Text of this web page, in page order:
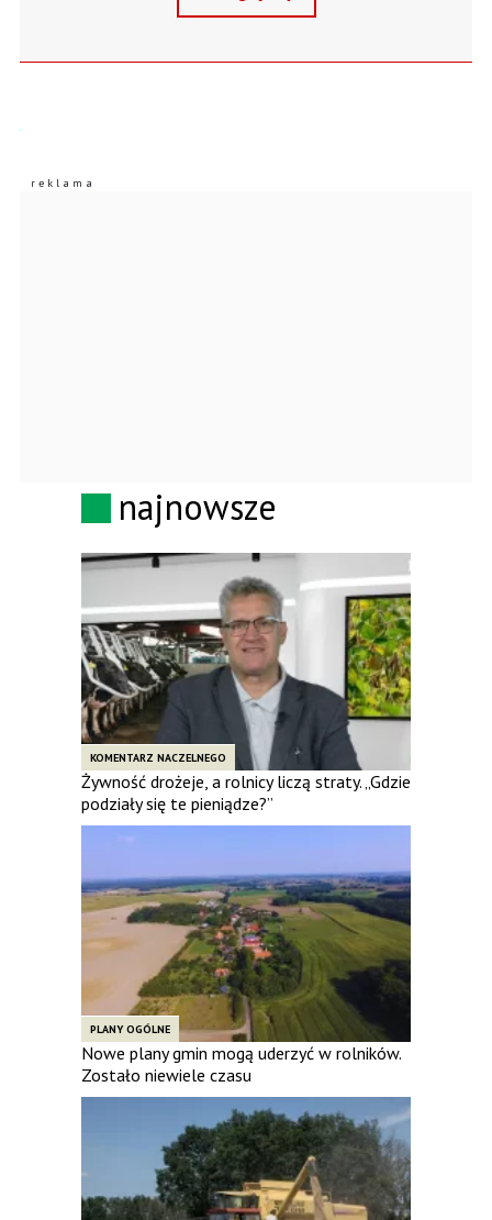
najnowsze
KOMENTARZ NACZELNEGO
Żywność drożeje, a rolnicy liczą straty. „Gdzie
podziały się te pieniądze?”
PLANY OGÓLNE
Nowe plany gmin mogą uderzyć w rolników.
Zostało niewiele czasu